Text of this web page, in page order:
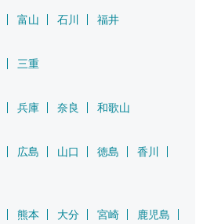
富山 石川
福井
三重
兵庫 奈良
和歌山
広島 山口 徳島
香川
熊本 大分 宮崎 鹿児島